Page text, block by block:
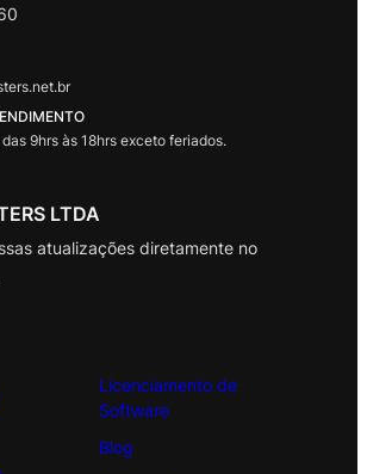
9hrs às 18hrs exceto feriados.
LTDA
atualizações diretamente no
Licenciamento de
Software
Blog